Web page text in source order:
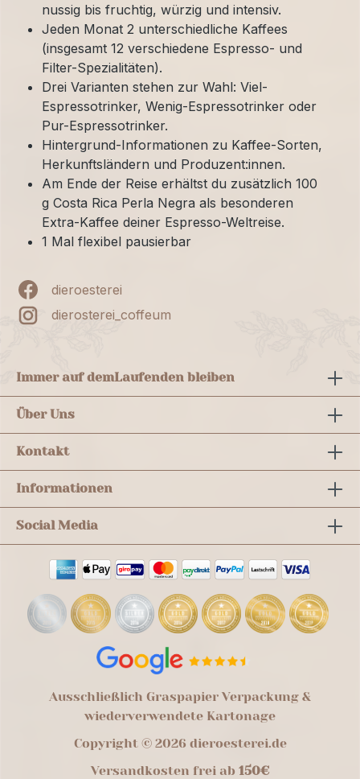
nussig bis fruchtig, würzig und intensiv.
Jeden Monat 2 unterschiedliche Kaffees
(insgesamt 12 verschiedene Espresso- und
Filter-Spezialitäten).
Drei Varianten stehen zur Wahl: Viel-
Espressotrinker, Wenig-Espressotrinker oder
Pur-Espressotrinker.
Hintergrund-Informationen zu Kaffee-Sorten,
Herkunftsländern und Produzent:innen.
Am Ende der Reise erhältst du zusätzlich 100
g Costa Rica Perla Negra als besonderen
Extra-Kaffee deiner Espresso-Weltreise.
1 Mal flexibel pausierbar
dieroesterei
dierosterei_coffeum
Immer auf demLaufenden bleiben
Über Uns
Kontakt
Informationen
Social Media
Ausschließlich Graspapier Verpackung &
wiederverwendete Kartonage
Copyright © 2026 dieroesterei.de
Versandkosten frei ab 150€